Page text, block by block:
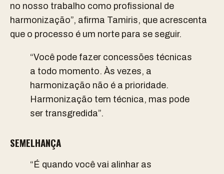
no nosso trabalho como profissional de
harmonização”, afirma Tamiris, que acrescenta
que o processo é um norte para se seguir.
“Você pode fazer concessões técnicas
a todo momento. Às vezes, a
harmonização não é a prioridade.
Harmonização tem técnica, mas pode
ser transgredida”.
SEMELHANÇA
“É quando você vai alinhar as